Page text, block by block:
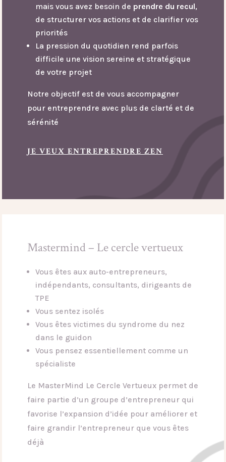
mais vous avez besoin de prendre du recul,
de structurer vos actions et de clarifier vos
priorités
La pression du quotidien rend parfois
difficile une vision sereine et stratégique
de votre projet
Notre objectif est de vous accompagner
pour entreprendre avec plus de clarté et de
sérénité
JE VEUX ENTREPRENDRE ZEN
Mastermind – Le cercle vertueux
Vous êtes aux auto-entrepreneurs,
indépendants, consultants, dirigeants de
TPE
Vous sentez isolés
Vous êtes victimes du syndrome du nez
dans le guidon
Vous pensez essentiellement comme un
spécialiste
Le MasterMind Le Cercle Vertueux permet de
faire partie d’un groupe d’entrepreneur qui
favorise l’expansion d’idée pour améliorer et
faire grandir l’entrepreneur que vous êtes
déjà